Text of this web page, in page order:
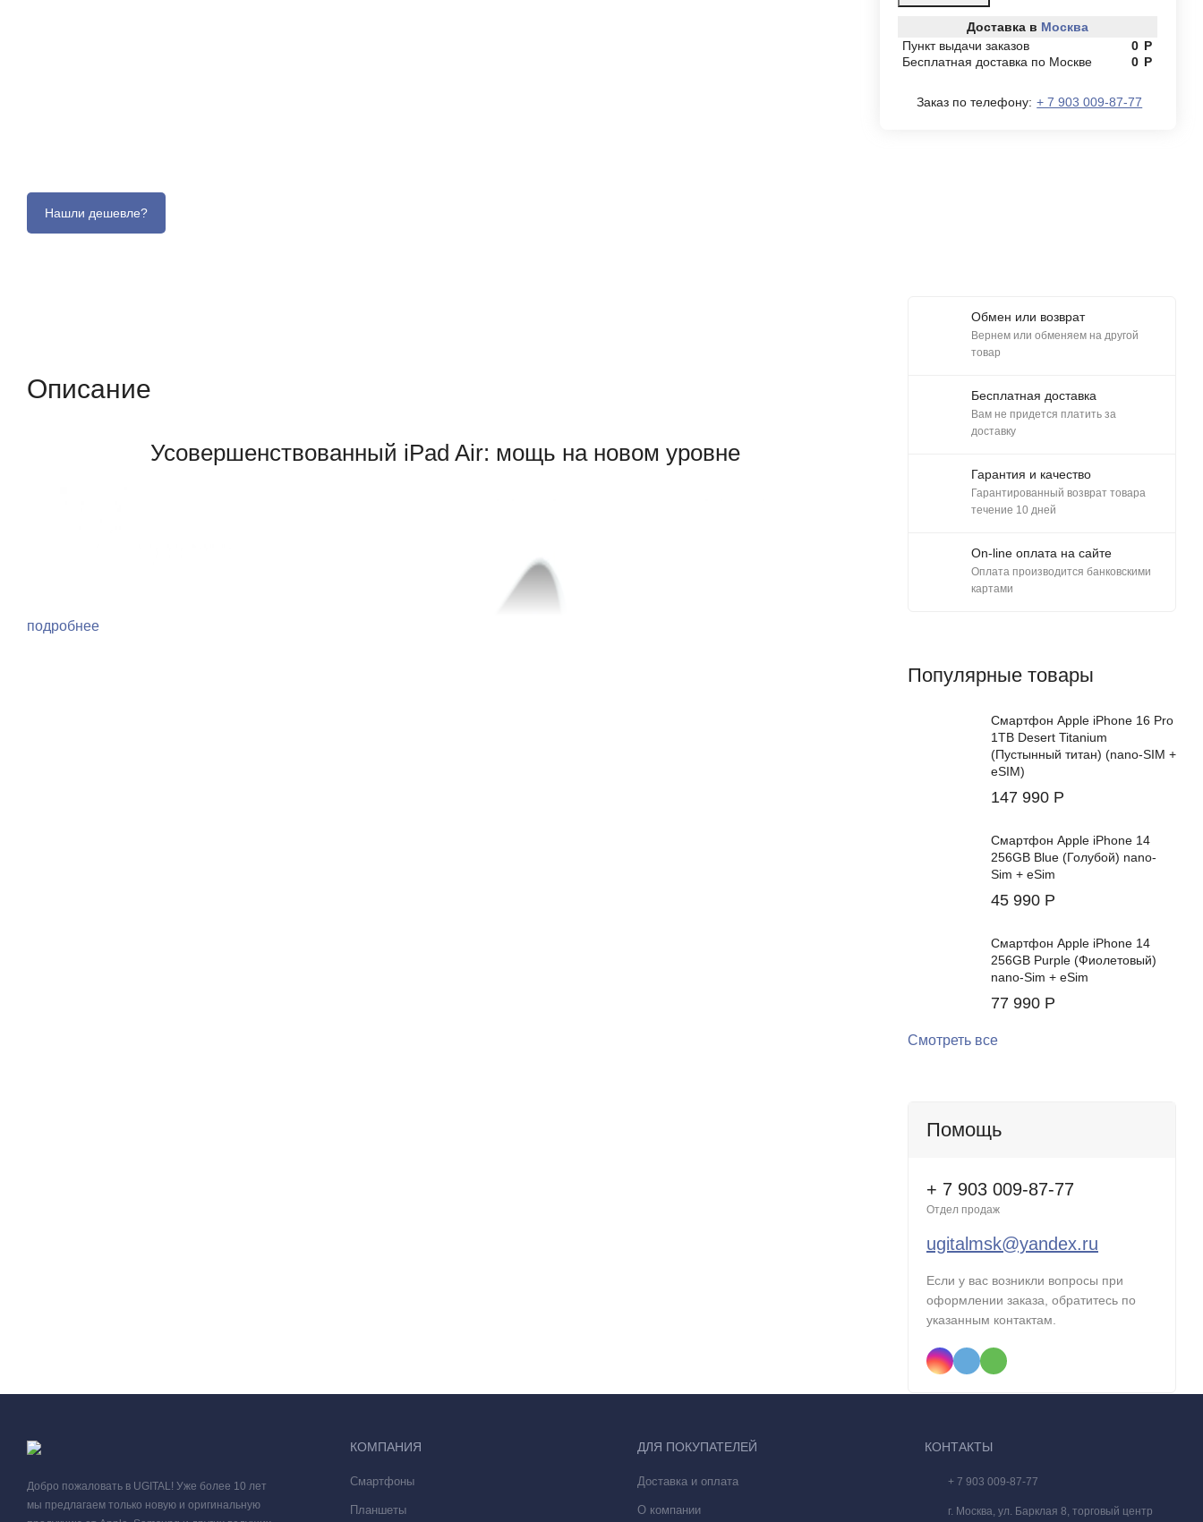
Доставка в Москва
Пункт выдачи заказов
0 Р
Бесплатная доставка по Москве
0 Р
Заказ по телефону: + 7 903 009-87-77
Описание
Усовершенствованный iPad Air: мощь на новом уровне
подробнее
Обмен или возврат
Вернем или обменяем на другой
товар
Бесплатная доставка
Вам не придется платить за
доставку
Гарантия и качество
Гарантированный возврат товара
течение 10 дней
On-line оплата на сайте
Оплата производится банковскими
картами
Популярные товары
Смартфон Apple iPhone 16 Pro
1TB Desert Titanium
(Пустынный титан) (nano-SIM +
eSIM)
147 990 Р
Смартфон Apple iPhone 14
256GB Blue (Голубой) nano-
Sim + eSim
45 990 Р
Смартфон Apple iPhone 14
256GB Purple (Фиолетовый)
nano-Sim + eSim
77 990 Р
Смотреть все
Помощь
+ 7 903 009-87-77
Отдел продаж
ugitalmsk@yandex.ru
Если у вас возникли вопросы при
оформлении заказа, обратитесь по
указанным контактам.
Добро пожаловать в UGITAL! Уже более 10 лет
мы предлагаем только новую и оригинальную
КОМПАНИЯ
Смартфоны
Планшеты
ДЛЯ ПОКУПАТЕЛЕЙ
Доставка и оплата
О компании
КОНТАКТЫ
+ 7 903 009-87-77
г. Москва, ул. Барклая 8, торговый центр